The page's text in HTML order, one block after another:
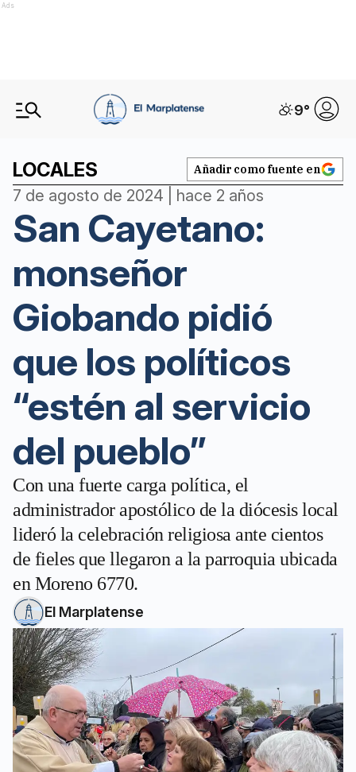
Ads
9°
LOCALES Añadir como fuente en
7 de agosto de 2024 | hace 2 años
San Cayetano:
monseñor
Giobando pidió
que los políticos
“estén al servicio
del pueblo”
Con una fuerte carga política, el
administrador apostólico de la diócesis local
lideró la celebración religiosa ante cientos
de fieles que llegaron a la parroquia ubicada
en Moreno 6770.
El Marplatense